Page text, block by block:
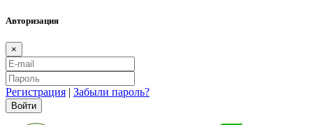
Авторизация
×
Регистрация | Забыли пароль?
Войти